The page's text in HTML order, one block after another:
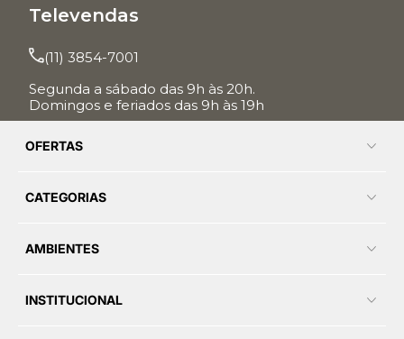
Televendas
(11) 3854-7001
Segunda a sábado das 9h às 20h.
Domingos e feriados das 9h às 19h
OFERTAS
CATEGORIAS
AMBIENTES
INSTITUCIONAL